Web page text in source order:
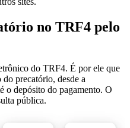
no TRF4 pelo
do TRF4. É por ele que
precatório, desde a
o depósito do pagamento. O
pública.